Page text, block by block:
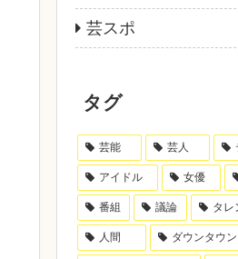
芸スポ
タグ
芸能 芸人
アイドル 女優
番組 議論 タレ
人間 ダウンタウン